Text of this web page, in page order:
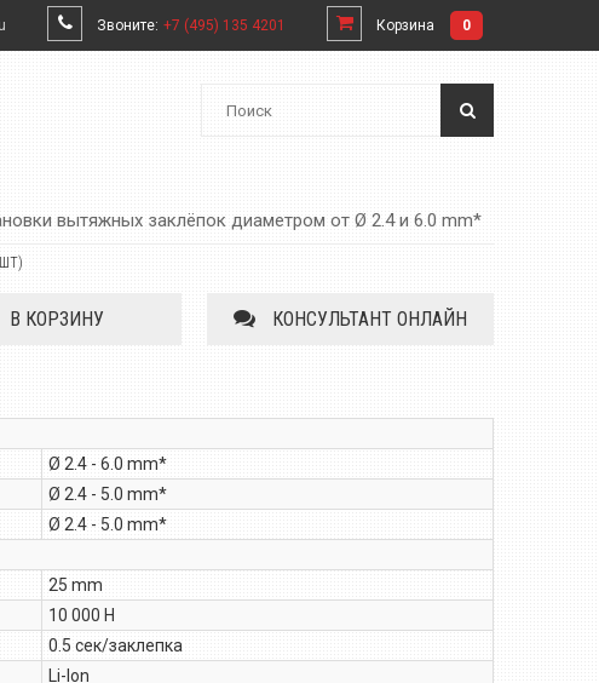
Звоните: +7 (495) 135 4201 Корзина 0
вытяжных заклёпок диаметром от Ø 2.4 и 6.0 mm*
В КОРЗИНУ КОНСУЛЬТАНТ ОНЛАЙН
Ø 2.4 - 6.0 mm*
Ø 2.4 - 5.0 mm*
Ø 2.4 - 5.0 mm*
25 mm
10 000 Н
0.5 сек/заклепка
Li-Ion